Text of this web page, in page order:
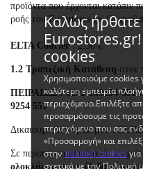
προϊόντα που έρχονται κατόπιν
ροής του Eurostores.gr. Oi
ELTA Courier: 2.50 €
1.2 Τραπεζική Κατάθεση στον
ΠΕΙΡΑΙΩΣ:6291-139254-551
9254 551
Δικαιούχος λογαριασμού :
Σε περίπτωση μεταφοράς
ολοκλήρου με τα έξοδα
Καλώς
Eurostores.gr!
cookies
Χρησιμοποιούμε cookies
καλύτερη εμπειρία
περιεχόμενο.Επιλέξτε
προσαρμόσουμε τις
περιεχόμενο που σας
«Προσαρμογή» και
στηνπολιτική cookiesγια
σχετικά με την Πολιτική